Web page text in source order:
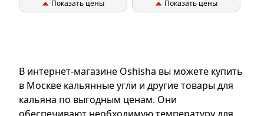
Показать цены Показать цены
В интернет-магазине Oshisha вы можете купить
в Москве кальянные угли и другие товары для
кальяна по выгодным ценам. Они